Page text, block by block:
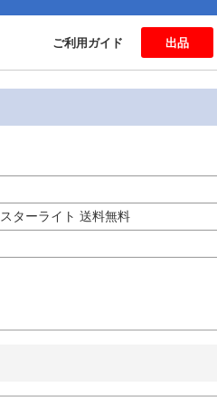
ご利用ガイド 出品
ターライト 送料無料